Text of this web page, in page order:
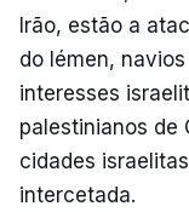
Irão, estão a
do Iémen,
interesses
palestinianos de
cidades
intercetada.